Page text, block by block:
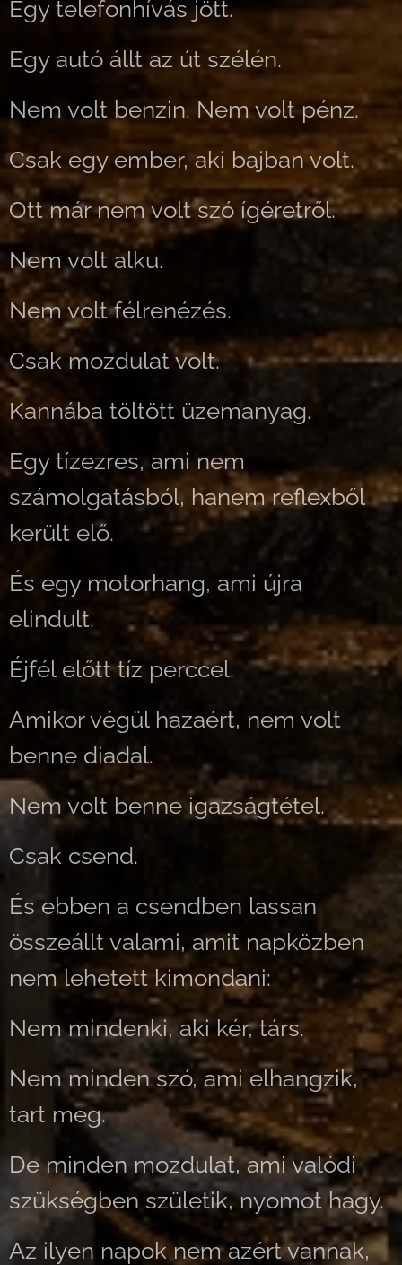
Egy telefonhívás jött.
Egy autó állt az út szélén.
Nem volt benzin. Nem volt pénz.
Csak egy ember, aki bajban volt.
Ott már nem volt szó ígéretről.
Nem volt alku.
Nem volt félrenézés.
Csak mozdulat volt.
Kannába töltött üzemanyag.
Egy tízezres, ami nem
számolgatásból, hanem reflexből
került elő.
És egy motorhang, ami újra
elindult.
Éjfél előtt tíz perccel.
Amikor végül hazaért, nem volt
benne diadal.
Nem volt benne igazságtétel.
Csak csend.
És ebben a csendben lassan
összeállt valami, amit napközben
nem lehetett kimondani:
Nem mindenki, aki kér, társ.
Nem minden szó, ami elhangzik,
tart meg.
De minden mozdulat, ami valódi
szükségben születik, nyomot hagy.
Az ilyen napok nem azért vannak,